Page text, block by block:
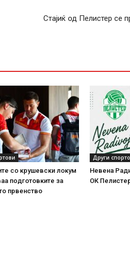
Стајиќ од Пелистер се
со крушевски локум
подготовките за
првенство
Други
Невена
ОК